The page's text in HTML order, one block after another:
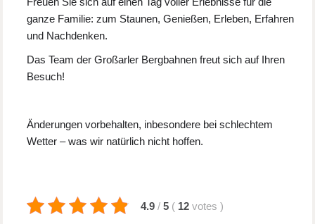
ganze Familie: zum Staunen, Genießen, Erleben, Erfahren
und Nachdenken.
Das Team der Großarler Bergbahnen freut sich auf Ihren
Besuch!
Änderungen vorbehalten, inbesondere bei schlechtem
Wetter – was wir natürlich nicht hoffen.
4.9 / 5 ( 12 votes)